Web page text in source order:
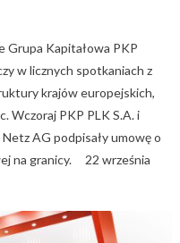
Grupa Kapitałowa PKP
w licznych spotkaniach z
krajów europejskich,
Wczoraj PKP PLK S.A. i
AG podpisały umowę o
na granicy. 22 września